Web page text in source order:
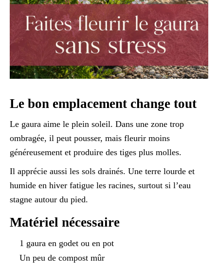
Le bon emplacement change tout
Le gaura aime le plein soleil. Dans une zone trop
ombragée, il peut pousser, mais fleurir moins
généreusement et produire des tiges plus molles.
Il apprécie aussi les sols drainés. Une terre lourde et
humide en hiver fatigue les racines, surtout si l’eau
stagne autour du pied.
Matériel nécessaire
1 gaura en godet ou en pot
Un peu de compost mûr